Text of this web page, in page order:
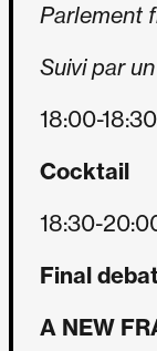
Parlement
Suivi par
18:00-18:30
Cocktail
18:30-
Final
A NEW